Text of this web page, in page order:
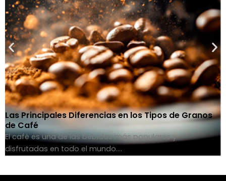
Las Principales Diferencias en los Tipos de Granos
de Café
El café es una de las bebidas más populares y
disfrutadas en todo el mundo….